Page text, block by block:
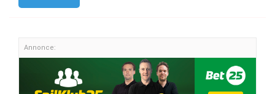
Annonce: